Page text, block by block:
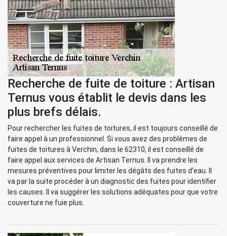
Recherche de fuite de toiture : Artisan
Ternus vous établit le devis dans les
plus brefs délais.
Pour rechercher les fuites de toitures, il est toujours conseillé de
faire appel à un professionnel. Si vous avez des problèmes de
fuites de toitures à Verchin, dans le 62310, il est conseillé de
faire appel aux services de Artisan Ternus. Il va prendre les
mesures préventives pour limiter les dégâts des fuites d’eau. Il
va par la suite procéder à un diagnostic des fuites pour identifier
les causes. Il va suggérer les solutions adéquates pour que votre
couverture ne fuie plus.